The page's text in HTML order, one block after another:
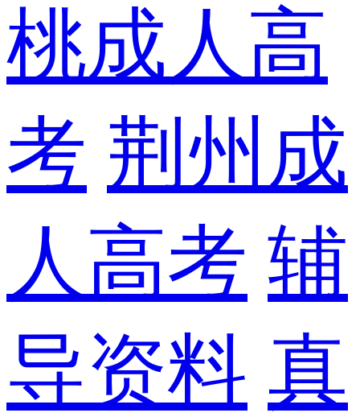
桃成人高
考 荆州成
人高考 辅
导资料 真